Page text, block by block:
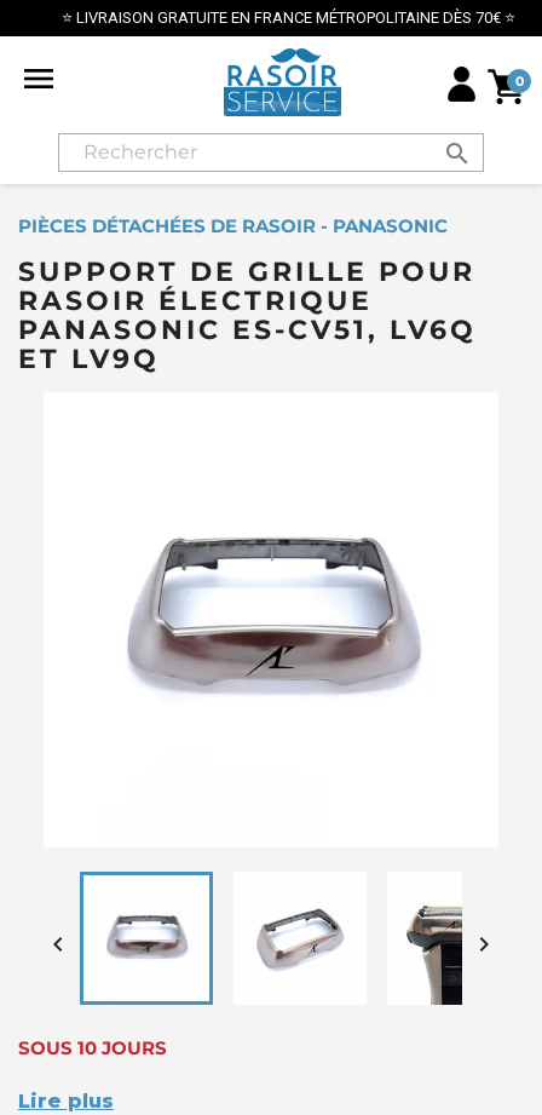
⭐ LIVRAISON GRATUITE EN FRANCE MÉTROPOLITAINE DÈS 70€ ⭐
 0
search
PIÈCES DÉTACHÉES DE RASOIR - PANASONIC
SUPPORT DE GRILLE POUR
RASOIR ÉLECTRIQUE
PANASONIC ES-CV51, LV6Q
ET LV9Q
 
SOUS 10 JOURS
Lire plus